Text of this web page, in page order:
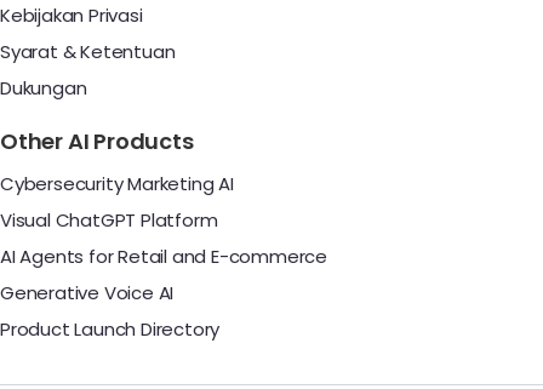
Kebijakan Privasi
Syarat & Ketentuan
Dukungan
Other AI Products
Cybersecurity Marketing AI
Visual ChatGPT Platform
AI Agents for Retail and E-commerce
Generative Voice AI
Product Launch Directory